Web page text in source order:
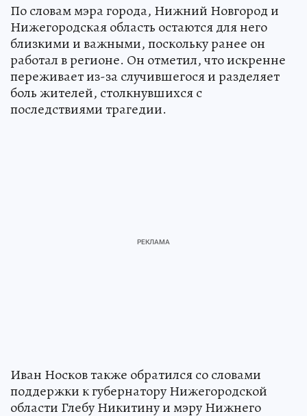
По словам мэра города, Нижний Новгород и
Нижегородская область остаются для него
близкими и важными, поскольку ранее он
работал в регионе. Он отметил, что искренне
переживает из-за случившегося и разделяет
боль жителей, столкнувшихся с
последствиями трагедии.
Иван Носков также обратился со словами
поддержки к губернатору Нижегородской
области Глебу Никитину и мэру Нижнего